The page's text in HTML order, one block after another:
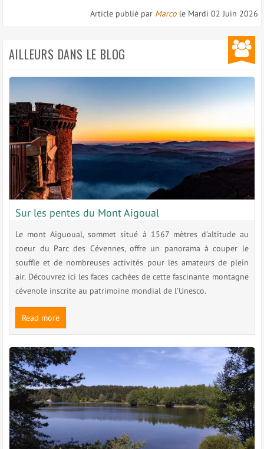
Article publié par Marco le Mardi 02 Juin 2026
AILLEURS DANS LE BLOG
Sur les pentes du Mont Aigoual
Le mont Aiguoual, sommet situé à 1567 mètres d'altitude au
coeur du Parc des Cévennes, offre un panorama à couper le
souffle et de nombreuses activités pour les amateurs de plein
air. Découvrez ici les faces cachées de cette fascinante montagne
cévenole inscrite au patrimoine mondial de l'Unesco.
Read more